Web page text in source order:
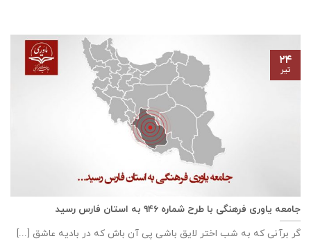
جامعه یاوری فرهنگی با طرح شماره ۹۴۶ به استان فارس رسید
گر برآنی که به شب اختر لایق باشی پی آن باش که در بادیه عاشق [...]
۲۴
تیر